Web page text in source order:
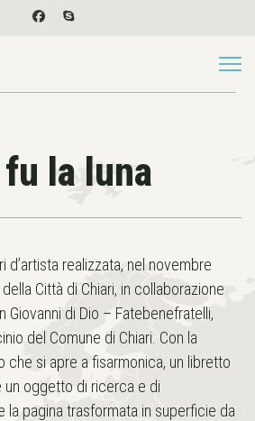
la luna
d’artista realizzata, nel novembre
Città di Chiari, in collaborazione
Giovanni di Dio – Fatebenefratelli,
del Comune di Chiari. Con la
che si apre a fisarmonica, un libretto
un oggetto di ricerca e di
la pagina trasformata in superficie da